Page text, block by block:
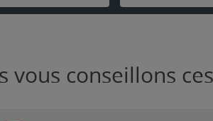
vous conseillons